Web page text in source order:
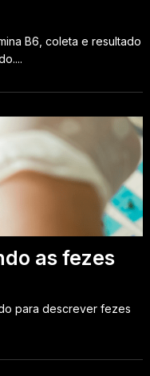
B6, coleta e resultado
as fezes
para descrever fezes